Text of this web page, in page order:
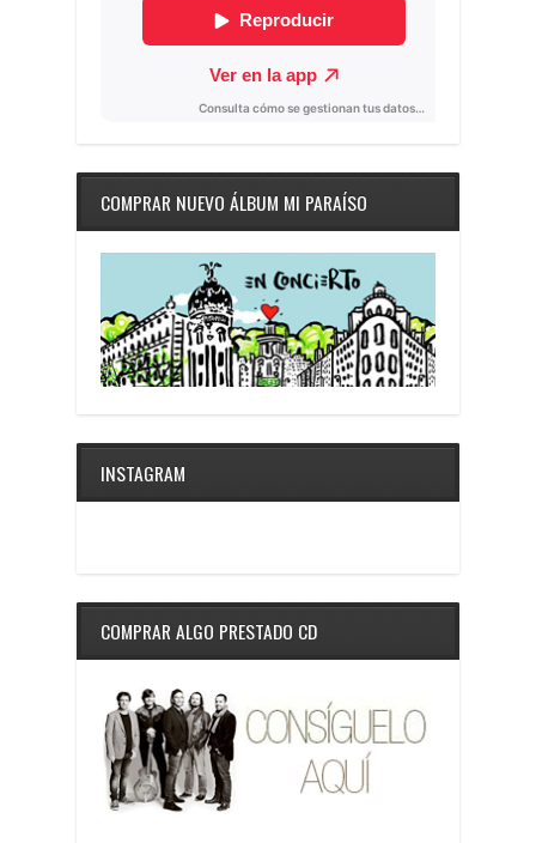
COMPRAR NUEVO ÁLBUM MI PARAÍSO
INSTAGRAM
COMPRAR ALGO PRESTADO CD